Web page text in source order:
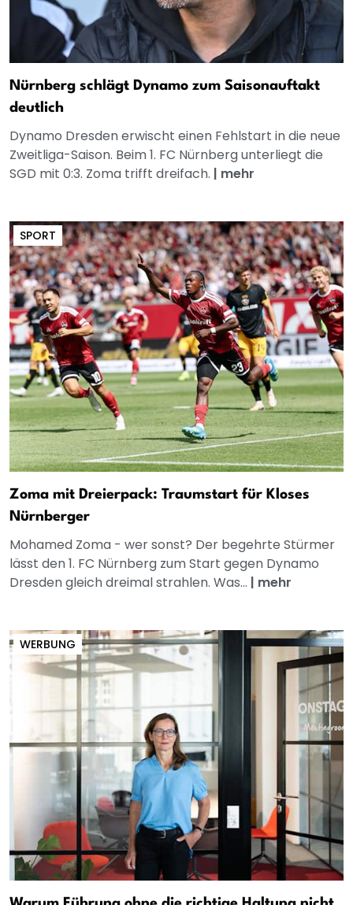
Nürnberg schlägt Dynamo zum Saisonauftakt
deutlich
Dynamo Dresden erwischt einen Fehlstart in die neue
Zweitliga-Saison. Beim 1. FC Nürnberg unterliegt die
SGD mit 0:3. Zoma trifft dreifach. | mehr
SPORT
Zoma mit Dreierpack: Traumstart für Kloses
Nürnberger
Mohamed Zoma - wer sonst? Der begehrte Stürmer
lässt den 1. FC Nürnberg zum Start gegen Dynamo
Dresden gleich dreimal strahlen. Was... | mehr
WERBUNG